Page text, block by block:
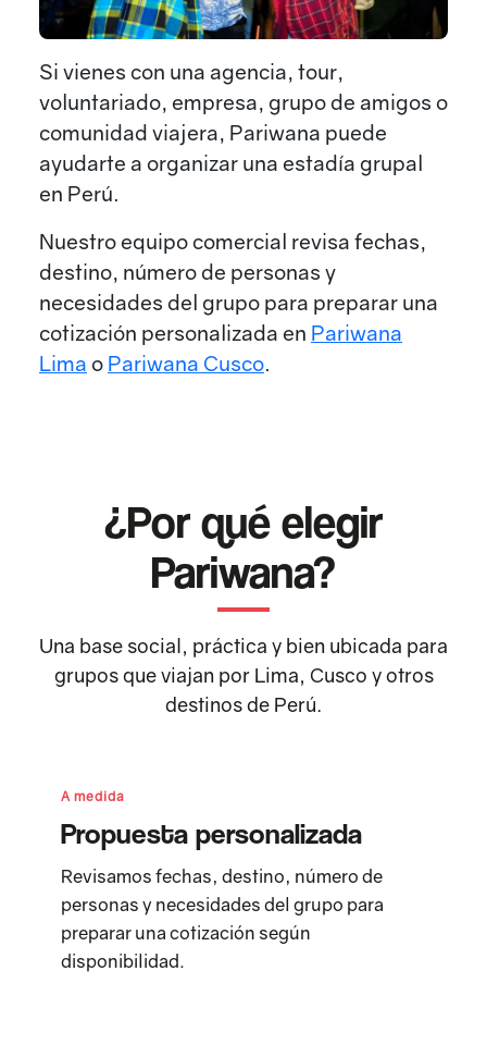
Si vienes con una agencia, tour,
voluntariado, empresa, grupo de amigos o
comunidad viajera, Pariwana puede
ayudarte a organizar una estadía grupal
en Perú.
Nuestro equipo comercial revisa fechas,
destino, número de personas y
necesidades del grupo para preparar una
cotización personalizada en Pariwana
Lima o Pariwana Cusco.
¿Por qué elegir
Pariwana?
Una base social, práctica y bien ubicada para
grupos que viajan por Lima, Cusco y otros
destinos de Perú.
A medida
Propuesta personalizada
Revisamos fechas, destino, número de
personas y necesidades del grupo para
preparar una cotización según
disponibilidad.